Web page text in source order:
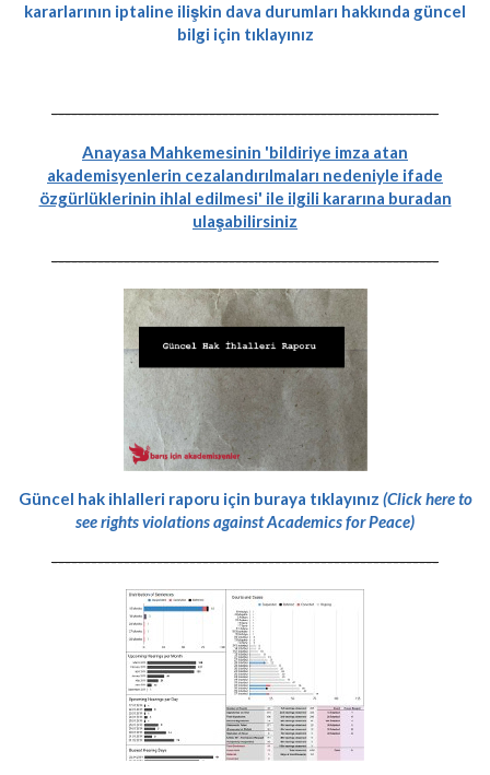
kararlarının iptaline ilişkin dava durumları hakkında güncel
bilgi için tıklayınız
-----------------------------------------------------------
Anayasa Mahkemesinin 'bildiriye imza atan
akademisyenlerin cezalandırılmaları nedeniyle ifade
özgürlüklerinin ihlal edilmesi' ile ilgili kararına buradan
ulaşabilirsiniz
-----------------------------------------------------------
Güncel hak ihlalleri raporu için buraya tıklayınız (Click here to
see rights violations against Academics for Peace)
-----------------------------------------------------------